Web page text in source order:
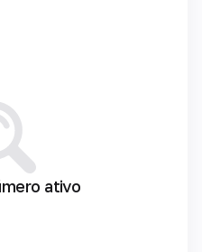
ativo